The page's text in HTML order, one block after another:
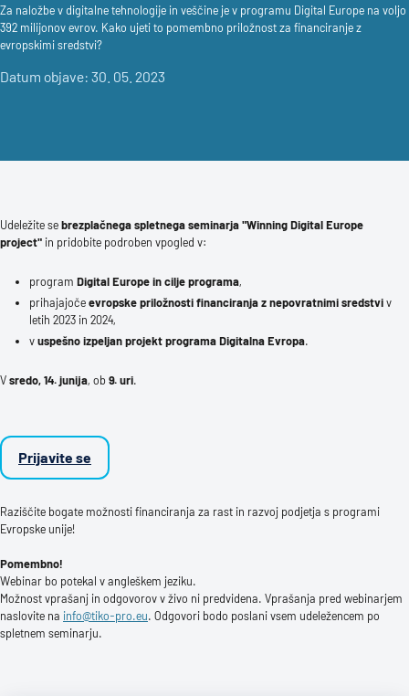
Za naložbe v digitalne tehnologije in veščine je v programu Digital Europe na voljo
392 milijonov evrov. Kako ujeti to pomembno priložnost za financiranje z
evropskimi sredstvi?
Datum objave: 30. 05. 2023
Udeležite sebrezplačnega spletnega seminarja "Winning Digital Europe
project" in pridobite podroben vpogled v:
program Digital Europe in cilje programa,
prihajajočeevropske priložnosti financiranja z nepovratnimi sredstviv
letih 2023 in 2024,
vuspešno izpeljan projekt programa Digitalna Evropa.
Vsredo, 14. junija, ob 9. uri.
Prijavite se
Raziščite bogate možnosti financiranja za rast in razvoj podjetja s programi
Evropske unije!
Pomembno!
Webinar bo potekal v angleškem jeziku.
Možnost vprašanj in odgovorov v živo ni predvidena. Vprašanja pred webinarjem
naslovite na info@tiko-pro.eu. Odgovori bodo poslani vsem udeležencem po
spletnem seminarju.